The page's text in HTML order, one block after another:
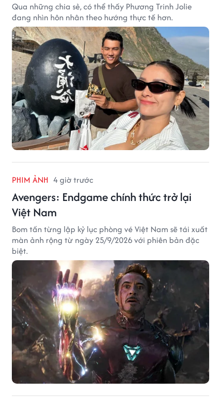
Qua những chia sẻ, có thể thấy Phương Trinh Jolie
đang nhìn hôn nhân theo hướng thực tế hơn.
PHIM ẢNH 4 giờ trước
Avengers: Endgame chính thức trở lại
Việt Nam
Bom tấn từng lập kỷ lục phòng vé Việt Nam sẽ tái xuất
màn ảnh rộng từ ngày 25/9/2026 với phiên bản đặc
biệt.